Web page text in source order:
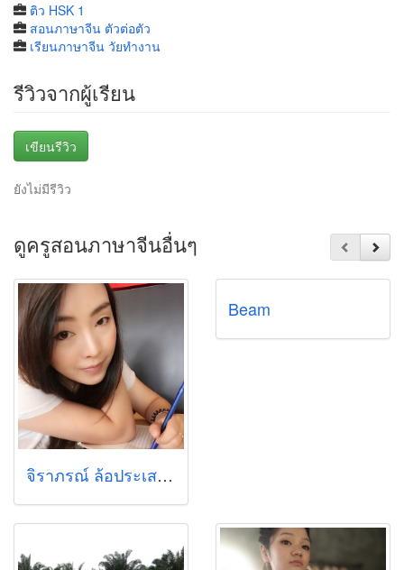
ติว HSK 1
สอนภาษาจีน ตัวต่อตัว
เรียนภาษาจีน วัยทํางาน
รีวิวจากผู้เรียน
เขียนรีวิว
ยังไม่มีรีวิว
ดูครูสอนภาษาจีนอื่นๆ
จิราภรณ์ ล้อประเสริฐ (เมย์เหล่าซือ)
Beam